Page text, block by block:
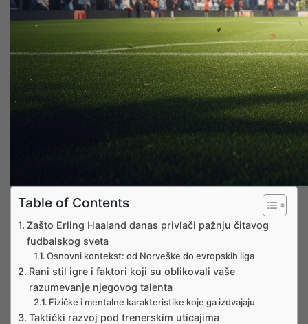
Table of Contents
Zašto Erling Haaland danas privlači pažnju čitavog
fudbalskog sveta
Osnovni kontekst: od Norveške do evropskih liga
Rani stil igre i faktori koji su oblikovali vaše
razumevanje njegovog talenta
Fizičke i mentalne karakteristike koje ga izdvajaju
Taktički razvoj pod trenerskim uticajima